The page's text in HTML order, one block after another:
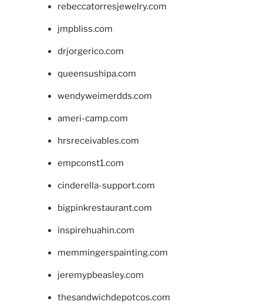
rebeccatorresjewelry.com
jmpbliss.com
drjorgerico.com
queensushipa.com
wendyweimerdds.com
ameri-camp.com
hrsreceivables.com
empconst1.com
cinderella-support.com
bigpinkrestaurant.com
inspirehuahin.com
memmingerspainting.com
jeremypbeasley.com
thesandwichdepotcos.com